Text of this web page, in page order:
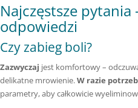
Najczęstsze pytania
odpowiedzi
Czy zabieg boli?
Zazwyczaj jest komfortowy –
delikatne mrowienie.W razie
parametry, aby całkowicie